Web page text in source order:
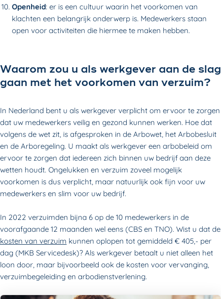
Openheid: er is een cultuur waarin het voorkomen van
klachten een belangrijk onderwerp is. Medewerkers staan
open voor activiteiten die hiermee te maken hebben.
Waarom zou u als werkgever aan de slag
gaan met het voorkomen van verzuim?
In Nederland bent u als werkgever verplicht om ervoor te zorgen
dat uw medewerkers veilig en gezond kunnen werken. Hoe dat
volgens de wet zit, is afgesproken in de Arbowet, het Arbobesluit
en de Arboregeling. U maakt als werkgever een arbobeleid om
ervoor te zorgen dat iedereen zich binnen uw bedrijf aan deze
wetten houdt. Ongelukken en verzuim zoveel mogelijk
voorkomen is dus verplicht, maar natuurlijk ook fijn voor uw
medewerkers en slim voor uw bedrijf.
In 2022 verzuimden bijna 6 op de 10 medewerkers in de
voorafgaande 12 maanden wel eens (CBS en TNO). Wist u dat de
kosten van verzuim kunnen oplopen tot gemiddeld € 405,- per
dag (MKB Servicedesk)? Als werkgever betaalt u niet alleen het
loon door, maar bijvoorbeeld ook de kosten voor vervanging,
verzuimbegeleiding en arbodienstverlening.